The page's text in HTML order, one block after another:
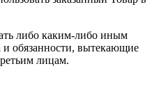
либо каким-либо иным
и обязанности, вытекающие
лицам.